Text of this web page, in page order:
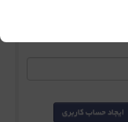
ایجاد حساب کاربری